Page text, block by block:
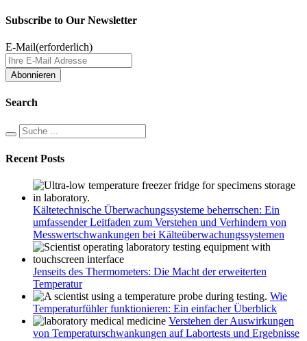
Subscribe to Our Newsletter
E-Mail(erforderlich)
Search
Recent Posts
Kältetechnische Überwachungssysteme beherrschen: Ein
umfassender Leitfaden zum Verstehen und Verhindern von
Messwertschwankungen bei Kälteüberwachungssystemen
Jenseits des Thermometers: Die Macht der erweiterten
Temperatur
Wie
Temperaturfühler funktionieren: Ein einfacher Überblick
Verstehen der Auswirkungen
von Temperaturschwankungen auf Labortests und Ergebnisse